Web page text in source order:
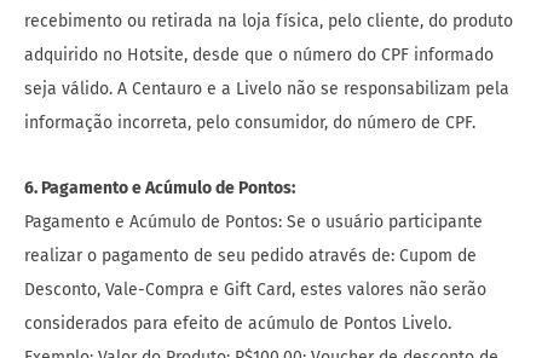
recebimento ou retirada na loja física, pelo cliente, do produto
adquirido no Hotsite, desde que o número do CPF informado
seja válido. A Centauro e a Livelo não se responsabilizam pela
informação incorreta, pelo consumidor, do número de CPF.
6. Pagamento e Acúmulo de Pontos:
Pagamento e Acúmulo de Pontos: Se o usuário participante
realizar o pagamento de seu pedido através de: Cupom de
Desconto, Vale-Compra e Gift Card, estes valores não serão
considerados para efeito de acúmulo de Pontos Livelo.